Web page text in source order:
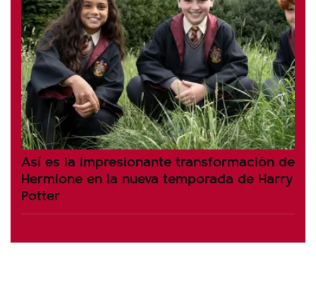
Así es la impresionante transformación de
Hermione en la nueva temporada de Harry
Potter